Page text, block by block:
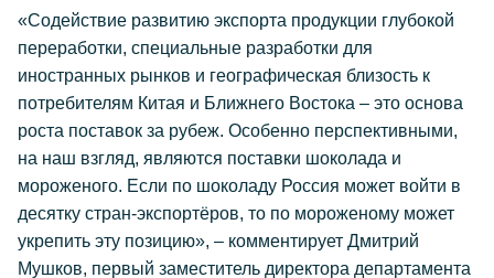
«Содействие развитию экспорта продукции глубокой
переработки, специальные разработки для
иностранных рынков и географическая близость к
потребителям Китая и Ближнего Востока – это основа
роста поставок за рубеж. Особенно перспективными,
на наш взгляд, являются поставки шоколада и
мороженого. Если по шоколаду Россия может войти в
десятку стран-экспортёров, то по мороженому может
укрепить эту позицию», – комментирует Дмитрий
Мушков, первый заместитель директора департамента